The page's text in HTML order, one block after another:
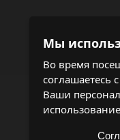
Мы
Во время
соглашаетесь
Ваши